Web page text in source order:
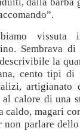
vissuta
Sembrava di
la
cento tipi di
artigianato
calore di una
caldo, magari
non parlare